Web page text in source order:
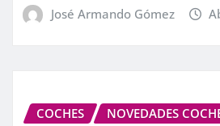
José Armando Gómez
COCHES NOVEDADES